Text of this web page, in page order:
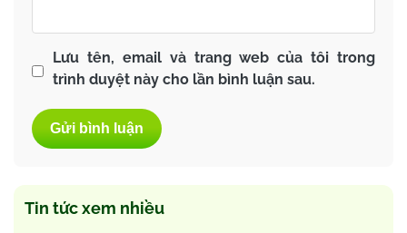
Lưu tên, email và trang web của tôi trong
trình duyệt này cho lần bình luận sau.
Tin tức xem nhiều